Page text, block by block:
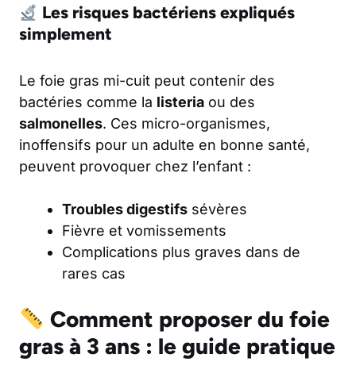
Les risques bactériens expliqués
simplement
Le foie gras mi-cuit peut contenir des
bactéries comme la listeria ou des
salmonelles. Ces micro-organismes,
inoffensifs pour un adulte en bonne santé,
peuvent provoquer chez l’enfant :
Troubles digestifs sévères
Fièvre et vomissements
Complications plus graves dans de
rares cas
Comment proposer du foie
gras à 3 ans : le guide pratique